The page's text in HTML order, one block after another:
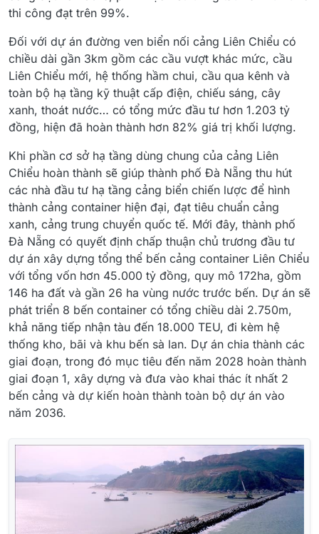
thi công đạt trên 99%.
Đối với dự án đường ven biển nối cảng Liên Chiểu có
chiều dài gần 3km gồm các cầu vượt khác mức, cầu
Liên Chiểu mới, hệ thống hầm chui, cầu qua kênh và
toàn bộ hạ tầng kỹ thuật cấp điện, chiếu sáng, cây
xanh, thoát nước… có tổng mức đầu tư hơn 1.203 tỷ
đồng, hiện đã hoàn thành hơn 82% giá trị khối lượng.
Khi phần cơ sở hạ tầng dùng chung của cảng Liên
Chiểu hoàn thành sẽ giúp thành phố Đà Nẵng thu hút
các nhà đầu tư hạ tầng cảng biển chiến lược để hình
thành cảng container hiện đại, đạt tiêu chuẩn cảng
xanh, cảng trung chuyển quốc tế. Mới đây, thành phố
Đà Nẵng có quyết định chấp thuận chủ trương đầu tư
dự án xây dựng tổng thể bến cảng container Liên Chiểu
với tổng vốn hơn 45.000 tỷ đồng, quy mô 172ha, gồm
146 ha đất và gần 26 ha vùng nước trước bến. Dự án sẽ
phát triển 8 bến container có tổng chiều dài 2.750m,
khả năng tiếp nhận tàu đến 18.000 TEU, đi kèm hệ
thống kho, bãi và khu bến sà lan. Dự án chia thành các
giai đoạn, trong đó mục tiêu đến năm 2028 hoàn thành
giai đoạn 1, xây dựng và đưa vào khai thác ít nhất 2
bến cảng và dự kiến hoàn thành toàn bộ dự án vào
năm 2036.